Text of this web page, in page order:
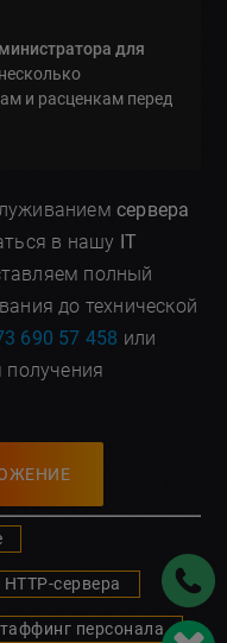
для
и расценкам перед
сервера
в нашу IT
полный
до технической
690 57 458 или
получения
сервера
персонала